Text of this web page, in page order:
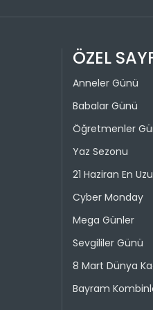
olarak
İade
Colin's
iade
Değişim
bedeniyle
İade
3
Taksit
1
Taksit
1
ÖZEL
Anneler Günü
Babalar Günü
Öğretmenler
Yaz Sezonu
21 Haziran En
Cyber Monday
Mega Günler
Sevgililer Günü
8 Mart Dünya
Bayram